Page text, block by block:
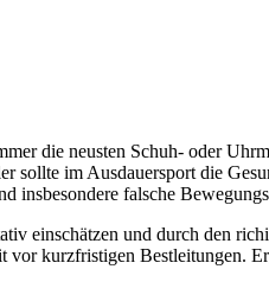
die neusten Schuh- oder
im Ausdauersport die
insbesondere falsche
einschätzen und durch den
kurzfristigen Bestleitungen.